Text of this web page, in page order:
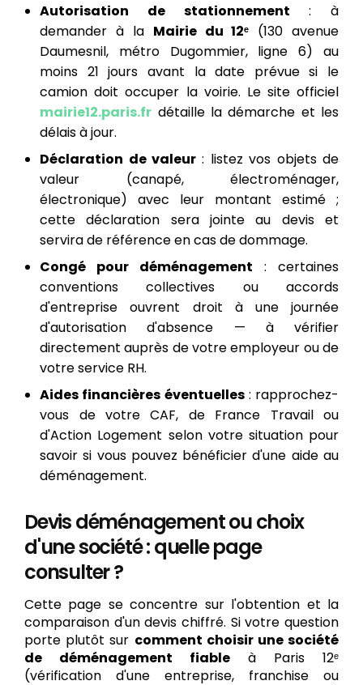
Autorisation de stationnement : à
demander à la Mairie du 12ᵉ (130 avenue
Daumesnil, métro Dugommier, ligne 6) au
moins 21 jours avant la date prévue si le
camion doit occuper la voirie. Le site officiel
mairie12.paris.fr détaille la démarche et les
délais à jour.
Déclaration de valeur : listez vos objets de
valeur (canapé, électroménager,
électronique) avec leur montant estimé ;
cette déclaration sera jointe au devis et
servira de référence en cas de dommage.
Congé pour déménagement : certaines
conventions collectives ou accords
d'entreprise ouvrent droit à une journée
d'autorisation d'absence — à vérifier
directement auprès de votre employeur ou de
votre service RH.
Aides financières éventuelles: rapprochez-
vous de votre CAF, de France Travail ou
d'Action Logement selon votre situation pour
savoir si vous pouvez bénéficier d'une aide au
déménagement.
Devis déménagement ou choix
d'une société : quelle page
consulter ?
Cette page se concentre sur l'obtention et la
comparaison d'un devis chiffré. Si votre question
porte plutôt sur comment choisir une société
de déménagement fiable à Paris 12ᵉ
(vérification d'une entreprise, franchise ou